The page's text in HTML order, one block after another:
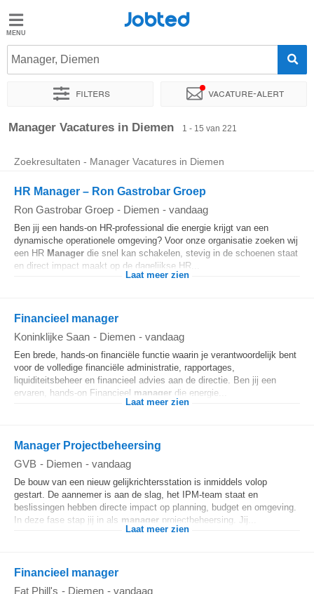
Jobted
Vacatures
Salarissen
Jobted
Manager, Diemen
Filters Vacature-alert
Sorteer op Exacte locatie Bedrijf Uitzendbureau
Manager Vacatures in Diemen 1 - 15 van 221
Zoekresultaten - Manager Vacatures in Diemen
HR Manager – Ron Gastrobar Groep
Ron Gastrobar Groep - Diemen - vandaag
Ben jij een hands-on HR-professional die energie krijgt van een
dynamische operationele omgeving? Voor onze organisatie zoeken wij
een HR Manager die snel kan schakelen, stevig in de schoenen staat
en direct impact maakt op de dagelijkse HR...
Laat meer zien
Financieel manager
Koninklijke Saan - Diemen - vandaag
Een brede, hands-on financiële functie waarin je verantwoordelijk bent
voor de volledige financiële administratie, rapportages,
liquiditeitsbeheer en financieel advies aan de directie. Ben jij een
ervaren, hands-on Financieel manager die energie...
Laat meer zien
Manager Projectbeheersing
GVB - Diemen - vandaag
De bouw van een nieuw gelijkrichtersstation is inmiddels volop
gestart. De aannemer is aan de slag, het IPM-team staat en
beslissingen hebben directe impact op planning, budget en omgeving.
In deze fase stap jij in als manager projectbeheersing. Jij...
Laat meer zien
Financieel manager
Fat Phill's - Diemen - vandaag